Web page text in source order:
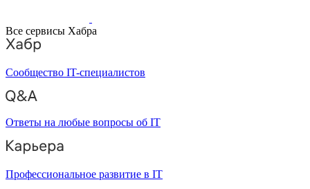
Все сервисы Хабра
Сообщество IT-специалистов
Ответы на любые вопросы об IT
Профессиональное развитие в IT